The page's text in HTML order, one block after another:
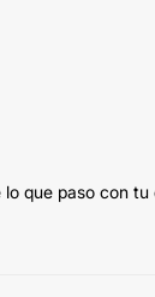
que paso con